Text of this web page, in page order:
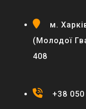
м.
(Молодої
408
+38